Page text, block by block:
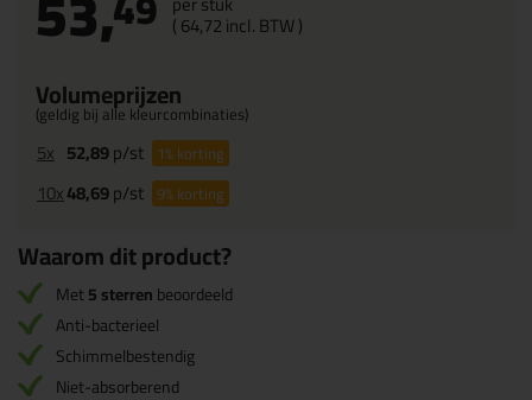
(64,72incl. BTW )
Volumeprijzen
(geldig bij alle kleurcombinaties)
5x 52,89p/st 1%korting
10x48,69p/st 9%korting
Waarom dit product?
Met5 sterrenbeoordeeld
Anti-bacterieel
Schimmelbestendig
Niet-absorberend